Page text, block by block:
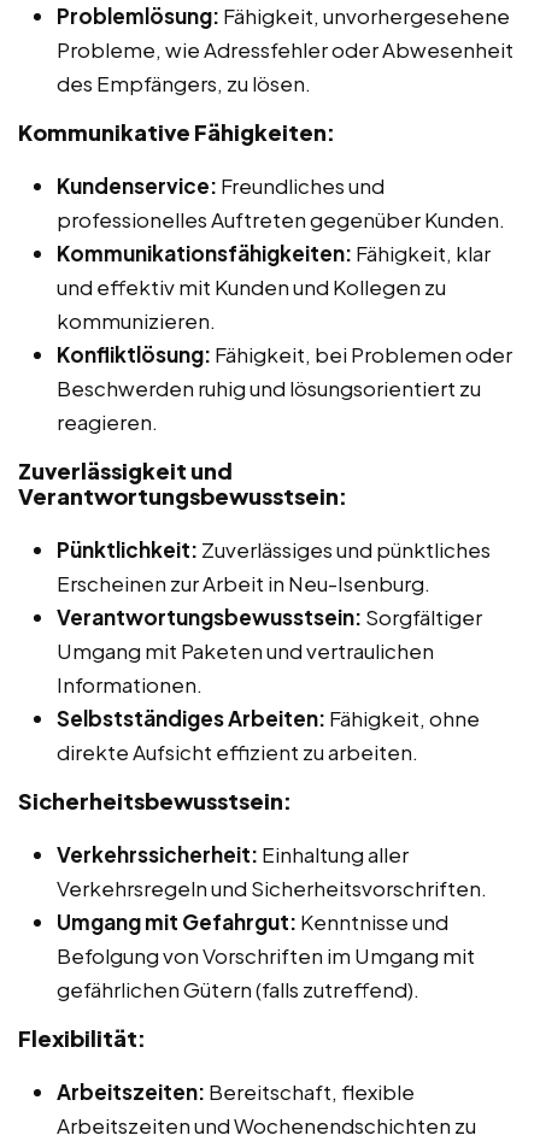
Problemlösung: Fähigkeit, unvorhergesehene
Probleme, wie Adressfehler oder Abwesenheit
des Empfängers, zu lösen.
Kommunikative Fähigkeiten:
Kundenservice: Freundliches und
professionelles Auftreten gegenüber Kunden.
Kommunikationsfähigkeiten: Fähigkeit, klar
und effektiv mit Kunden und Kollegen zu
kommunizieren.
Konfliktlösung: Fähigkeit, bei Problemen oder
Beschwerden ruhig und lösungsorientiert zu
reagieren.
Zuverlässigkeit und
Verantwortungsbewusstsein:
Pünktlichkeit: Zuverlässiges und pünktliches
Erscheinen zur Arbeit in Neu-Isenburg.
Verantwortungsbewusstsein: Sorgfältiger
Umgang mit Paketen und vertraulichen
Informationen.
Selbstständiges Arbeiten: Fähigkeit, ohne
direkte Aufsicht effizient zu arbeiten.
Sicherheitsbewusstsein:
Verkehrssicherheit: Einhaltung aller
Verkehrsregeln und Sicherheitsvorschriften.
Umgang mit Gefahrgut: Kenntnisse und
Befolgung von Vorschriften im Umgang mit
gefährlichen Gütern (falls zutreffend).
Flexibilität:
Arbeitszeiten: Bereitschaft, flexible
Arbeitszeiten und Wochenendschichten zu